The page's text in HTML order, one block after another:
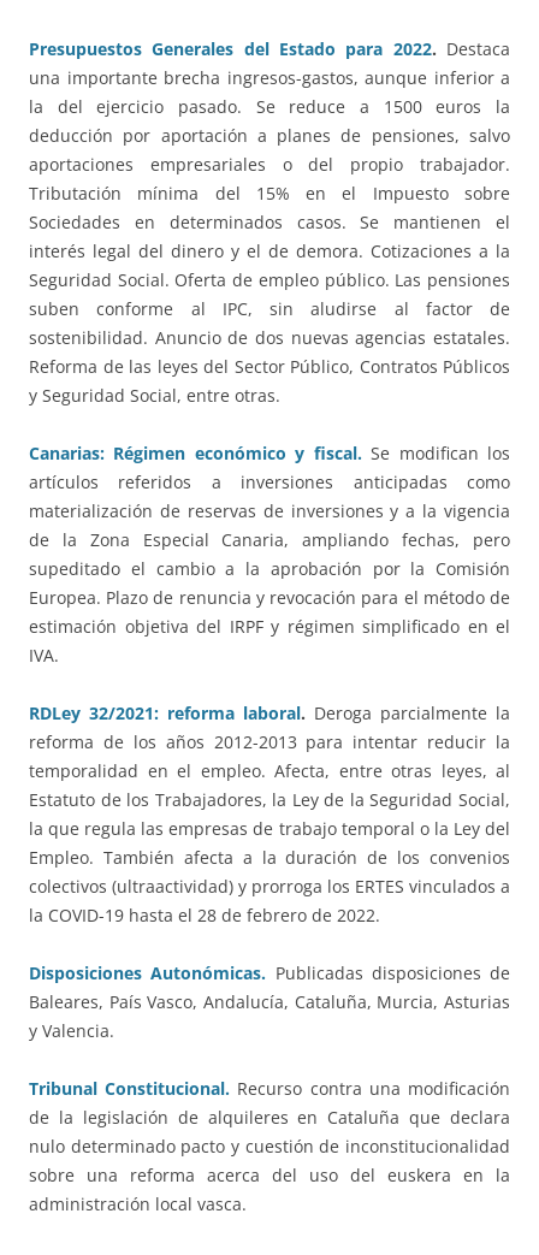
Presupuestos Generales del Estado para 2022. Destaca
una importante brecha ingresos-gastos, aunque inferior a
la del ejercicio pasado. Se reduce a 1500 euros la
deducción por aportación a planes de pensiones, salvo
aportaciones empresariales o del propio trabajador.
Tributación mínima del 15% en el Impuesto sobre
Sociedades en determinados casos. Se mantienen el
interés legal del dinero y el de demora. Cotizaciones a la
Seguridad Social. Oferta de empleo público. Las pensiones
suben conforme al IPC, sin aludirse al factor de
sostenibilidad. Anuncio de dos nuevas agencias estatales.
Reforma de las leyes del Sector Público, Contratos Públicos
y Seguridad Social, entre otras.
Canarias: Régimen económico y fiscal. Se modifican los
artículos referidos a inversiones anticipadas como
materialización de reservas de inversiones y a la vigencia
de la Zona Especial Canaria, ampliando fechas, pero
supeditado el cambio a la aprobación por la Comisión
Europea. Plazo de renuncia y revocación para el método de
estimación objetiva del IRPF y régimen simplificado en el
IVA.
RDLey 32/2021: reforma laboral. Deroga parcialmente la
reforma de los años 2012-2013 para intentar reducir la
temporalidad en el empleo. Afecta, entre otras leyes, al
Estatuto de los Trabajadores, la Ley de la Seguridad Social,
la que regula las empresas de trabajo temporal o la Ley del
Empleo. También afecta a la duración de los convenios
colectivos (ultraactividad) y prorroga los ERTES vinculados a
la COVID-19 hasta el 28 de febrero de 2022.
Disposiciones Autonómicas. Publicadas disposiciones de
Baleares, País Vasco, Andalucía, Cataluña, Murcia, Asturias
y Valencia.
Tribunal Constitucional. Recurso contra una modificación
de la legislación de alquileres en Cataluña que declara
nulo determinado pacto y cuestión de inconstitucionalidad
sobre una reforma acerca del uso del euskera en la
administración local vasca.